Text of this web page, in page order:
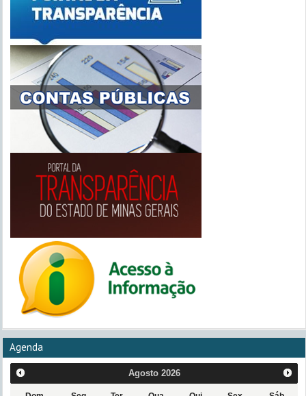
Agenda
Agosto 2026